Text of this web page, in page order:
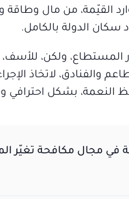
القيّمة، من مال
الدولة بالكامل.
المستطاع، ولكن، للأسف،
والفنادق، لاتخاذ
النعمة، بشكل احترافي